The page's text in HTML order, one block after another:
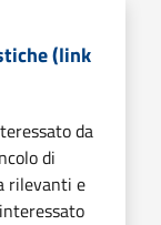
(link
da
di
rilevanti e